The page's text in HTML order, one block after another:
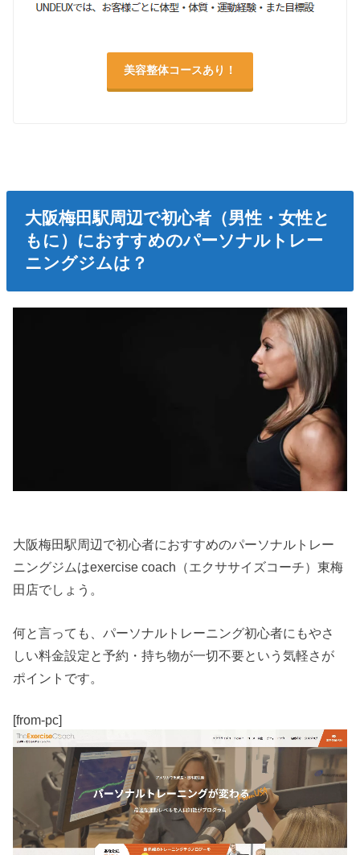
美容整体コースあり！
大阪梅田駅周辺で初心者（男性・女性と
もに）におすすめのパーソナルトレー
ニングジムは？
大阪梅田駅周辺で初心者におすすめのパーソナルトレー
ニングジムはexercise coach（エクササイズコーチ）東梅
田店でしょう。
何と言っても、パーソナルトレーニング初心者にもやさ
しい料金設定と予約・持ち物が一切不要という気軽さが
ポイントです。
[from-pc]